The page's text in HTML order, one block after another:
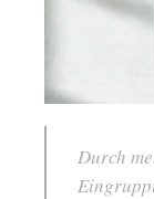
Durch